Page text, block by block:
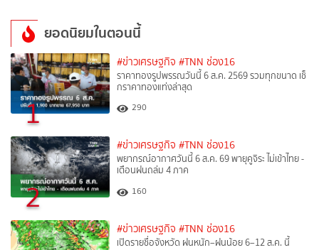
ยอดนิยมในตอนนี้
1
#ข่าวเศรษฐกิจ #TNN ช่อง16
ราคาทองรูปพรรณวันนี้ 6 ส.ค. 2569 รวมทุกขนาด เช็
กราคาทองแท่งล่าสุด
290
2
#ข่าวเศรษฐกิจ #TNN ช่อง16
พยากรณ์อากาศวันนี้ 6 ส.ค. 69 พายุคูจิระ ไม่เข้าไทย -
เตือนฝนถล่ม 4 ภาค
160
#ข่าวเศรษฐกิจ #TNN ช่อง16
เปิดรายชื่อจังหวัด ฝนหนัก–ฝนน้อย 6–12 ส.ค. นี้